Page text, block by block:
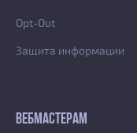
Opt-Out
Защита информации
ВЕБМАСТЕРАМ